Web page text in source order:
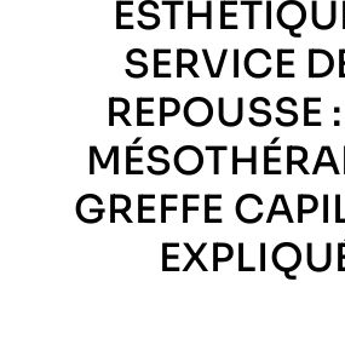
SERVICE
REPOUSSE
GREFFE